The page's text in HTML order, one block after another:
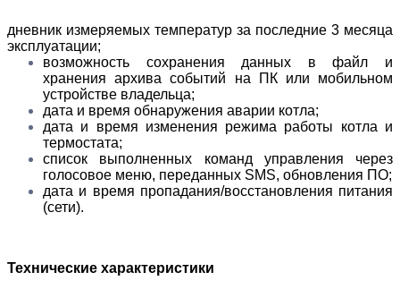
дневник измеряемых температур за последние 3 месяца
эксплуатации;
возможность сохранения данных в файл и
хранения архива событий на ПК или мобильном
устройстве владельца;
дата и время обнаружения аварии котла;
дата и время изменения режима работы котла и
термостата;
список выполненных команд управления через
голосовое меню, переданных SMS, обновления ПО;
дата и время пропадания/восстановления питания
(сети).
Технические характеристики